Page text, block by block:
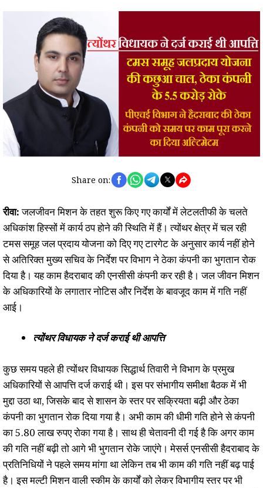
Share on:
रीवा:जलजीवन मिशन के तहत शुरू किए गए कार्यों में लेटलतीफी के चलते
अधिकांश हिस्सों में कार्य ठप होने की स्थिति में हैं। त्योंथर क्षेत्र में चल रही
टमस समूह जल प्रदाय योजना को दिए गए टारगेट के अनुसार कार्य नहीं होने
से अतिरिक्त मुख्य सचिव के निर्देश पर विभाग ने ठेका कंपनी का भुगतान रोक
दिया है। यह काम हैदराबाद की एनसीसी कंपनी कर रही है। जल जीवन मिशन
के अधिकारियों के लगातार नोटिस और निर्देश के बावजूद काम में गति नहीं
आई।
त्योंथर विधायक ने दर्ज कराई थी आपत्ति
कुछ समय पहले ही त्योंथर विधायक सिद्धार्थ तिवारी ने विभाग के प्रमुख
अधिकारियों से आपत्ति दर्ज कराई थी। इस पर संभागीय समीक्षा बैठक में भी
मुद्दा उठा था, जिसके बाद से शासन के स्तर पर सक्रियता बढ़ी और ठेका
कंपनी का भुगतान रोक दिया गया है। अभी काम की धीमी गति होने से कंपनी
का 5.80 लाख रुपए रोका गया है। साथ ही चेतावनी दी गई है कि अगर काम
की गति नहीं बढ़ी तो आगे भी भुगतान रोके जाएंगे। मेसर्स एनसीसी हैदराबाद के
प्रतिनिधियों ने पहले समय मांगा था लेकिन तब भी काम की गति नहीं बढ़ पाई
है। इस मल्टी मिशन वाली स्कीम के कार्यों को लेकर विभागीय स्तर पर भी